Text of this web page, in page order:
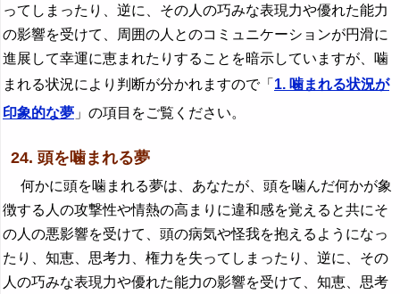
ってしまったり、逆に、その人の巧みな表現力や優れた能力
の影響を受けて、周囲の人とのコミュニケーションが円滑に
進展して幸運に恵まれたりすることを暗示していますが、噛
まれる状況により判断が分かれますので「 1. 噛まれる状況が
印象的な夢 」の項目をご覧ください。
24. 頭を噛まれる夢
何かに頭を噛まれる夢は、あなたが、頭を噛んだ何かが象
徴する人の攻撃性や情熱の高まりに違和感を覚えると共にそ
の人の悪影響を受けて、頭の病気や怪我を抱えるようになっ
たり、知恵、思考力、権力を失ってしまったり、逆に、その
人の巧みな表現力や優れた能力の影響を受けて、知恵、思考